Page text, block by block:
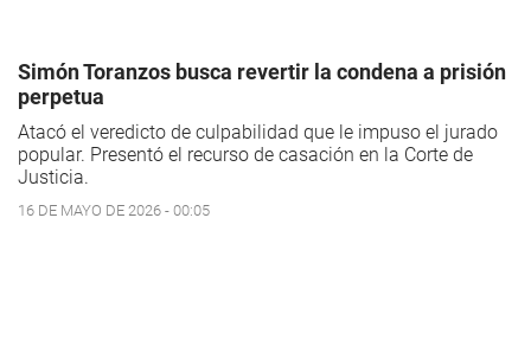
Simón Toranzos busca revertir la condena a prisión
perpetua
Atacó el veredicto de culpabilidad que le impuso el jurado
popular. Presentó el recurso de casación en la Corte de
Justicia.
16 DE MAYO DE 2026 - 00:05